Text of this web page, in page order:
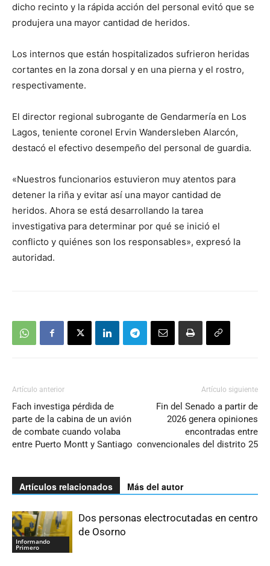
dicho recinto y la rápida acción del personal evitó que se
produjera una mayor cantidad de heridos.
Los internos que están hospitalizados sufrieron heridas
cortantes en la zona dorsal y en una pierna y el rostro,
respectivamente.
El director regional subrogante de Gendarmería en Los
Lagos, teniente coronel Ervin Wandersleben Alarcón,
destacó el efectivo desempeño del personal de guardia.
«Nuestros funcionarios estuvieron muy atentos para
detener la riña y evitar así una mayor cantidad de
heridos. Ahora se está desarrollando la tarea
investigativa para determinar por qué se inició el
conflicto y quiénes son los responsables», expresó la
autoridad.
Artículo anterior
Fach investiga pérdida de
parte de la cabina de un avión
de combate cuando volaba
entre Puerto Montt y Santiago
Artículo siguiente
Fin del Senado a partir de
2026 genera opiniones
encontradas entre
convencionales del distrito 25
Artículos relacionados Más del autor
Informando
Primero
Dos personas electrocutadas en centro
de Osorno